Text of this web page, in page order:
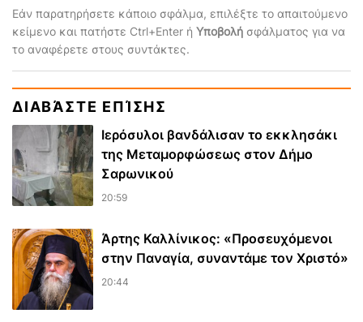
Εάν παρατηρήσετε κάποιο σφάλμα, επιλέξτε το απαιτούμενο
κείμενο και πατήστε Ctrl+Enter ή Υποβολή σφάλματος για να
το αναφέρετε στους συντάκτες.
ΔΙΑΒΆΣΤΕ ΕΠΊΣΗΣ
Ιερόσυλοι βανδάλισαν το εκκλησάκι
της Μεταμορφώσεως στον Δήμο
Σαρωνικού
20:59
Άρτης Καλλίνικος: «Προσευχόμενοι
στην Παναγία, συναντάμε τον Χριστό»
20:44